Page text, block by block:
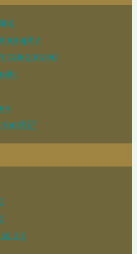
笔记